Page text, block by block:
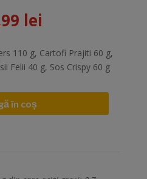
lei
110 g, Cartofi Prajiti 60 g,
Felii 40 g, Sos Crispy 60 g
în coș